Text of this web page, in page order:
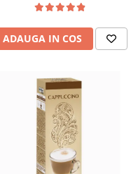
ADAUGA IN COS